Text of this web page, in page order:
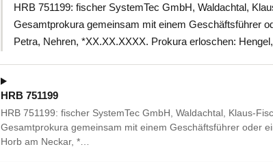
HRB 751199: fischer SystemTec GmbH, Waldachtal,
Gesamtprokura gemeinsam mit einem Geschäftsführer
Petra, Nehren, *XX.XX.XXXX. Prokura erloschen:
HRB 751199
HRB 751199: fischer SystemTec GmbH, Waldachtal, Klaus-
Gesamtprokura gemeinsam mit einem Geschäftsführer oder
Horb am Neckar, *…